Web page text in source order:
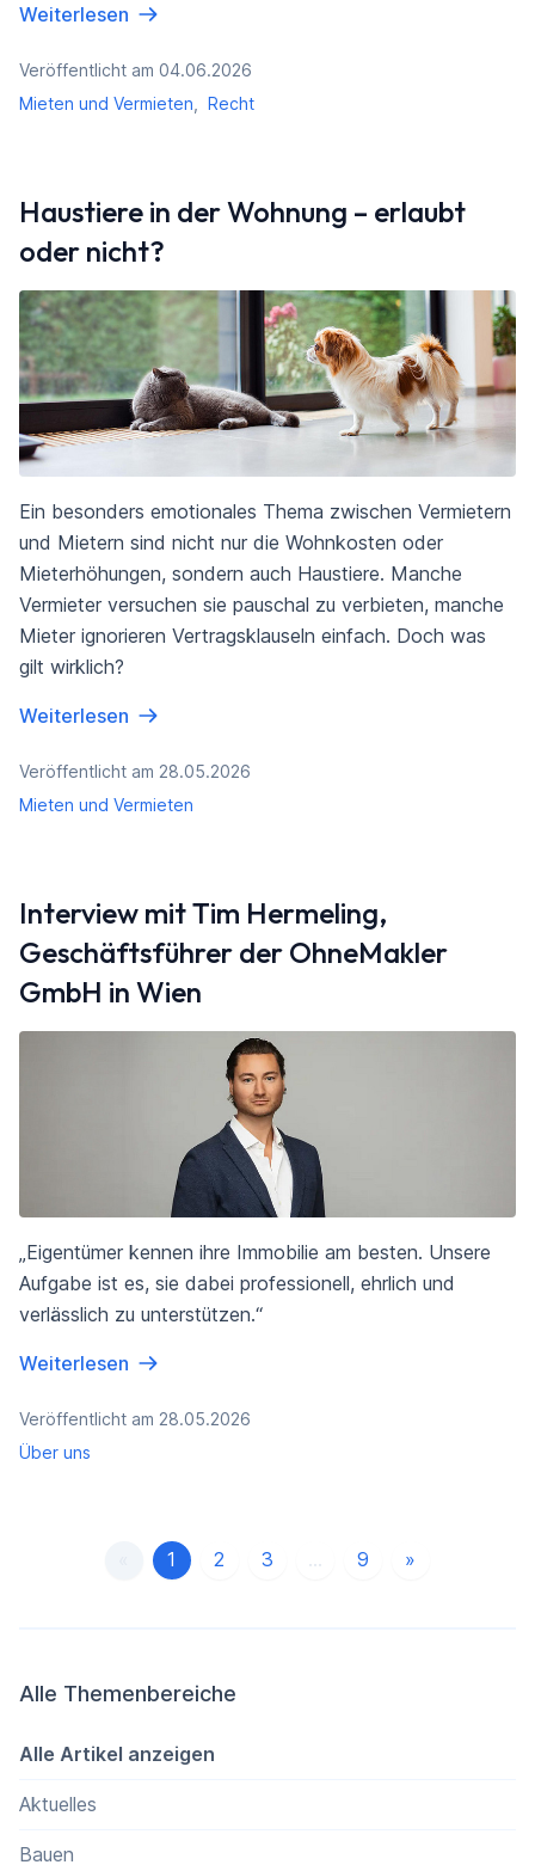
Weiterlesen
Veröffentlicht am 04.06.2026
Mieten und Vermieten
Recht
Haustiere in der Wohnung – erlaubt
oder nicht?
Ein besonders emotionales Thema zwischen Vermietern
und Mietern sind nicht nur die Wohnkosten oder
Mieterhöhungen, sondern auch Haustiere. Manche
Vermieter versuchen sie pauschal zu verbieten, manche
Mieter ignorieren Vertragsklauseln einfach. Doch was
gilt wirklich?
Weiterlesen
Veröffentlicht am 28.05.2026
Mieten und Vermieten
Interview mit Tim Hermeling,
Geschäftsführer der OhneMakler
GmbH in Wien
„Eigentümer kennen ihre Immobilie am besten. Unsere
Aufgabe ist es, sie dabei professionell, ehrlich und
verlässlich zu unterstützen.“
Weiterlesen
Veröffentlicht am 28.05.2026
Über uns
1 2 3 ... 9 »
Alle Themenbereiche
Alle Artikel anzeigen
Aktuelles
Bauen